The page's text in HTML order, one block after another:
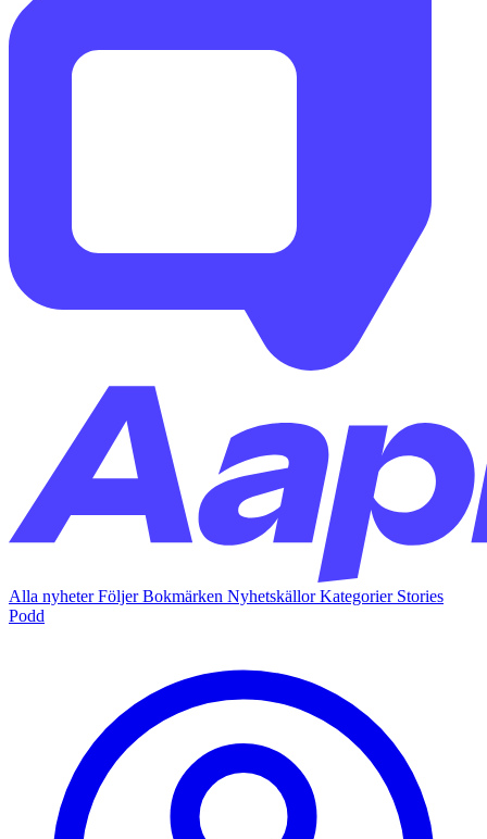
Alla nyheterFöljerBokmärken NyhetskällorKategorier Stories
Podd